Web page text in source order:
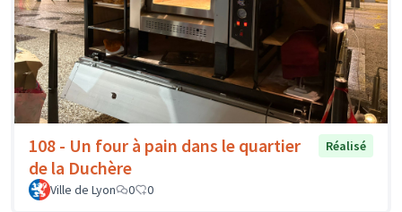
108 - Un four à pain dans le quartier
de la Duchère
Réalisé
Ville de Lyon 0 0